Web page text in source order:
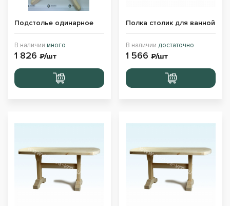
Подстолье одинарное
В наличии много
1 826 ₽/шт
Перейти
в корзину
Полка столик для ванной
В наличии достаточно
1 566 ₽/шт
Перейти
в корзину